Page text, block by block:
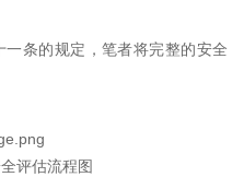
条的规定，笔者将完整的安全
评估流程图